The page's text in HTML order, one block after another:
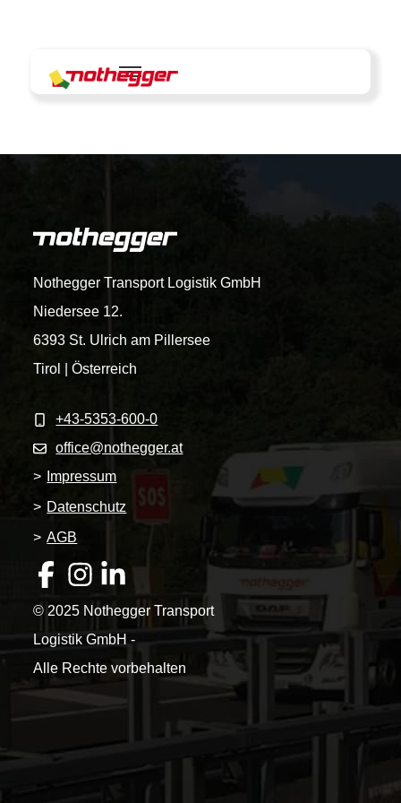
Nothegger Transport Logistik GmbH
Niedersee 12.
6393 St. Ulrich am Pillersee
Tirol | Österreich
+43-5353-600-0
office@nothegger.at
>
Impressum
> Datenschutz
> AGB
© 2025 Nothegger Transport
Logistik GmbH -
Alle Rechte vorbehalten